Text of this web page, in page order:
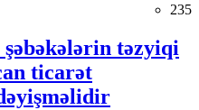
235
təzyiqi
ticarət